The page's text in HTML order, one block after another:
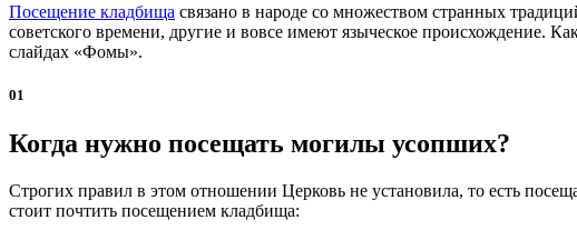
Посещение кладбища связано в народе со множеством странных
советского времени, другие и вовсе имеют языческое происхождение.
слайдах «Фомы».
01
Когда нужно посещать могилы усопших?
Строгих правил в этом отношении Церковь не установила, то есть
стоит почтить посещением кладбища: